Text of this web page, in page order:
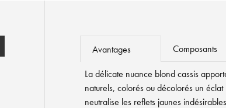
Avantages Composants
La délicate nuance blond cassis
naturels, colorés ou décolorés un
neutralise les reflets jaunes